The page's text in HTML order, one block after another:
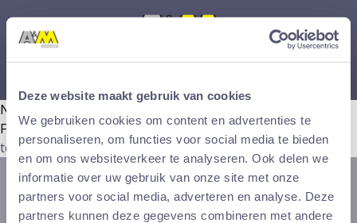
Deze website maakt gebruik van cookies
We gebruiken cookies om content en advertenties te
personaliseren, om functies voor social media te bieden
en om ons websiteverkeer te analyseren. Ook delen we
informatie over uw gebruik van onze site met onze
partners voor social media, adverteren en analyse. Deze
partners kunnen deze gegevens combineren met andere
main
content
Hoofdnavigatie
mobile
(desktop)
No front page content has been created yet.
Follow theUser Guideto start building your site.Subscribe
to
Ontvang de A&M nieuwsbrief